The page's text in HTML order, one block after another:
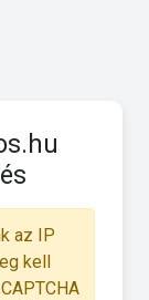
az IP
kell